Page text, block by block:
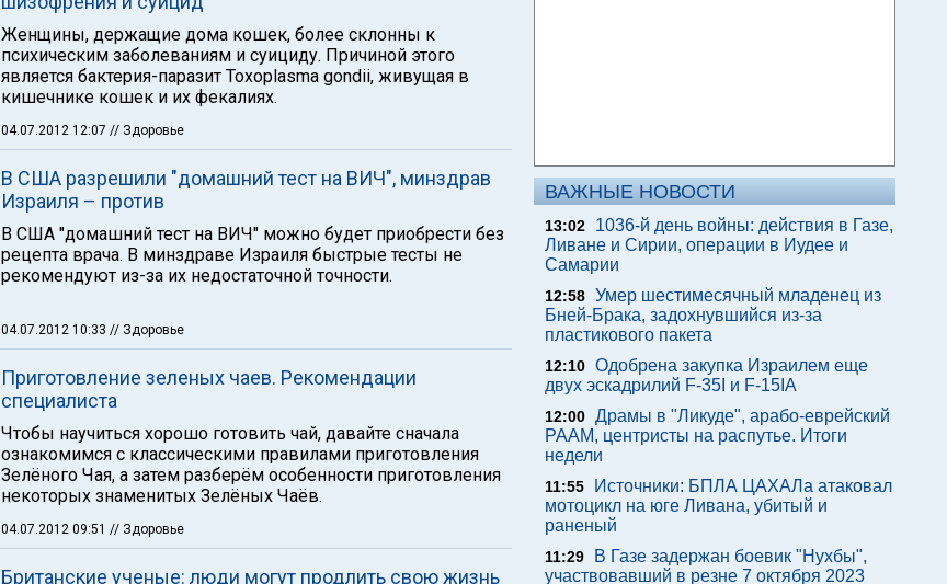
Женщины, держащие дома кошек, более склонны к
психическим заболеваниям и суициду. Причиной этого
является бактерия-паразит Toxoplasma gondii, живущая в
кишечнике кошек и их фекалиях.
04.07.2012 12:07 // Здоровье
В США разрешили "домашний тест на ВИЧ", минздрав
Израиля – против
В США "домашний тест на ВИЧ" можно будет приобрести без
рецепта врача. В минздраве Израиля быстрые тесты не
рекомендуют из-за их недостаточной точности.
04.07.2012 10:33 // Здоровье
Приготовление зеленых чаев. Рекомендации
специалиста
Чтобы научиться хорошо готовить чай, давайте сначала
ознакомимся с классическими правилами приготовления
Зелёного Чая, а затем разберём особенности приготовления
некоторых знаменитых Зелёных Чаёв.
04.07.2012 09:51 // Здоровье
Британские ученые: люди могут продлить свою жизнь
ВАЖНЫЕ НОВОСТИ
13:02
1036-й день войны: действия в Газе,
Ливане и Сирии, операции в Иудее и
Самарии
12:58 Умер шестимесячный младенец из
Бней-Брака, задохнувшийся из-за
пластикового пакета
12:10 Одобрена закупка Израилем еще
двух эскадрилий F-35I и F-15IA
12:00 Драмы в "Ликуде", арабо-еврейский
РААМ, центристы на распутье. Итоги
недели
11:55
Источники: БПЛА ЦАХАЛа атаковал
мотоцикл на юге Ливана, убитый и
раненый
11:29
В Газе задержан боевик "Нухбы",
участвовавший в резне 7 октября 2023